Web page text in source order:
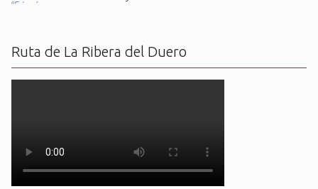
Ruta de La Ribera del Duero